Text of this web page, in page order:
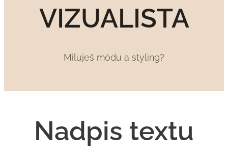
VIZUALISTA
Miluješ módu a styling?
Nadpis textu